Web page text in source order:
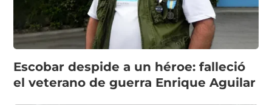
Escobar despide a un héroe: falleció
el veterano de guerra Enrique Aguilar